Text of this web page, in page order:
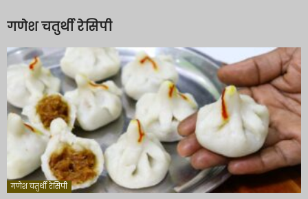
गणेश चतुर्थी रेसिपी
गणेश चतुर्थी रेसिपी